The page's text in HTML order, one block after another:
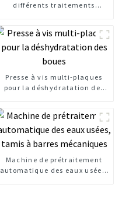
différents traitements
Presse à vis multi-plaques
pour la déshydratation des
Machine de prétraitement
automatique des eaux usées,